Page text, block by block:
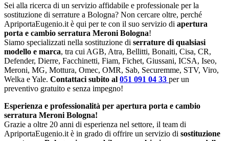
Sei alla ricerca di un servizio affidabile e professionale per la
sostituzione di serrature a Bologna? Non cercare oltre, perché
ApriportaEugenio.it è qui per te con il suo servizio di apertura
porta e cambio serratura Meroni Bologna!
Siamo specializzati nella sostituzione di serrature di qualsiasi
modello e marca, tra cui AGB, Atra, Bellitti, Bonaiti, Cisa, CR,
Defender, Dierre, Facchinetti, Fiam, Fichet, Giussani, ICSA, Iseo,
Meroni, MG, Mottura, Omec, OMR, Sab, Securemme, STV, Viro,
Welka e Yale. Contattaci subito al 051 091 04 33 per un
preventivo gratuito e senza impegno!
Esperienza e professionalità per apertura porta e cambio
serratura Meroni Bologna!
Grazie a oltre 20 anni di esperienza nel settore, il team di
ApriportaEugenio.it è in grado di offrire un servizio di sostituzione